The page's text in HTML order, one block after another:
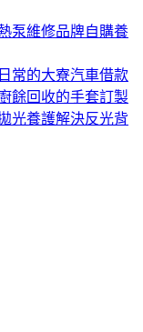
泵維修品牌自購養
常的大寮汽車借款
餘回收的手套訂製
光養護解決反光背